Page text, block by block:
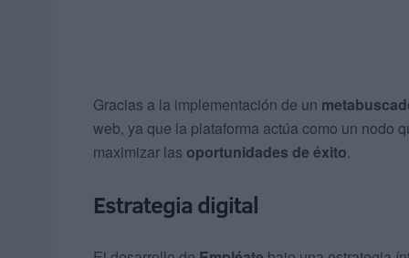
Gracias a la implementación de un
web, ya que la plataforma actúa como un nodo
maximizar las oportunidades de éxito.
Estrategia digital